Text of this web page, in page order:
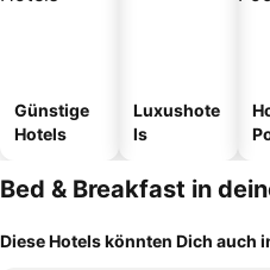
Günstige
Hotels
Luxushote
ls
Bed & Breakfast in
Diese Hotels könnten Dich auch